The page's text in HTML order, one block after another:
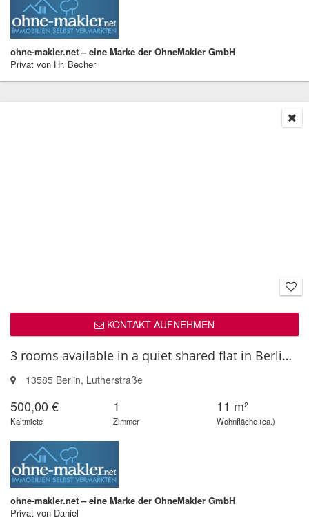
ohne-makler.net – eine Marke der OhneMakler GmbH
Privat von Hr. Becher
KONTAKT AUFNEHMEN
3 rooms available in a quiet shared flat in Berlin-Spandau
13585 Berlin, Lutherstraße
500,00 €
Kaltmiete
1
Zimmer
11 m²
Wohnfläche (ca.)
ohne-makler.net – eine Marke der OhneMakler GmbH
Privat von Daniel